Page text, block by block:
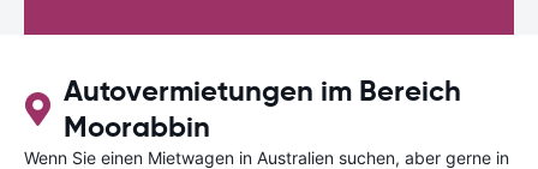
Autovermietungen im Bereich
Moorabbin
Wenn Sie einen Mietwagen in Australien suchen, aber gerne in